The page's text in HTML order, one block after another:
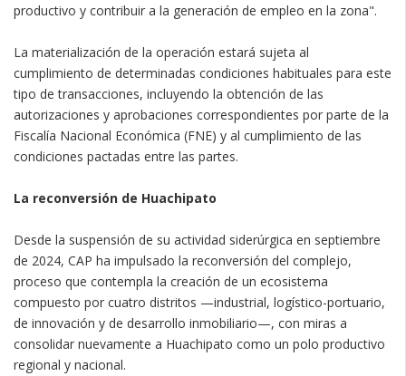
productivo y contribuir a la generación de empleo en la zona".
La materialización de la operación estará sujeta al
cumplimiento de determinadas condiciones habituales para este
tipo de transacciones, incluyendo la obtención de las
autorizaciones y aprobaciones correspondientes por parte de la
Fiscalía Nacional Económica (FNE) y al cumplimiento de las
condiciones pactadas entre las partes.
La reconversión de Huachipato
Desde la suspensión de su actividad siderúrgica en septiembre
de 2024, CAP ha impulsado la reconversión del complejo,
proceso que contempla la creación de un ecosistema
compuesto por cuatro distritos —industrial, logístico-portuario,
de innovación y de desarrollo inmobiliario—, con miras a
consolidar nuevamente a Huachipato como un polo productivo
regional y nacional.